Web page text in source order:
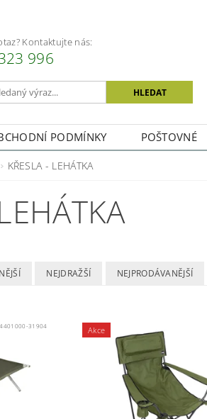
Kontaktujte nás:
996
PODMÍNKY POŠTOVNÉ
KŘESLA - LEHÁTKA
NEJDRAŽŠÍ NEJPRODÁVANĚJŠÍ
31904 Akce